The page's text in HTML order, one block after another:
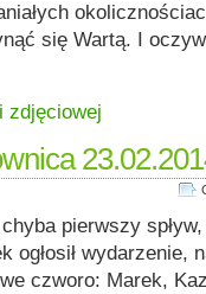
się Wartą. I
zdjęciowej
chyba pierwszy
ogłosił wydarzenie,
czworo: Marek,